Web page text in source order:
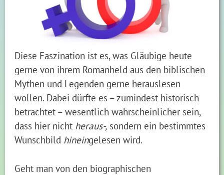
Diese Faszination ist es, was Gläubige heute
gerne von ihrem Romanheld aus den biblischen
Mythen und Legenden gerne herauslesen
wollen. Dabei dürfte es – zumindest historisch
betrachtet – wesentlich wahrscheinlicher sein,
dass hier nicht heraus-, sondern ein bestimmtes
Wunschbild hineingelesen wird.
Geht man von den biographischen